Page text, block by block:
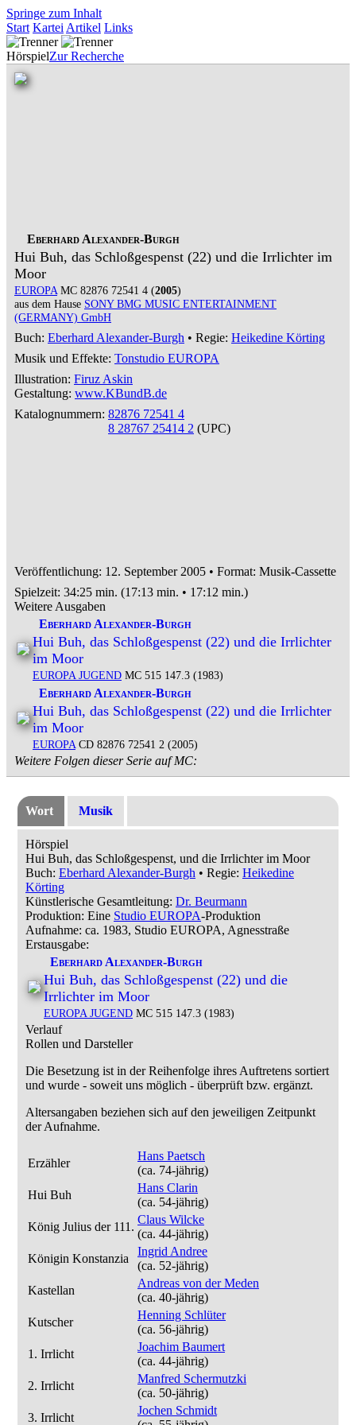
Springe zum Inhalt
Start Kartei Artikel Links
HörspielZur Recherche
Eberhard Alexander-Burgh
Hui Buh, das Schloßgespenst (22) und die Irrlichter im
Moor
EUROPA MC 82876 72541 4 (2005)
aus dem Hause SONY BMG MUSIC ENTERTAINMENT
(GERMANY) GmbH
Buch: Eberhard Alexander-Burgh • Regie: Heikedine Körting
Musik und Effekte: Tonstudio EUROPA
Illustration: Firuz Askin
Gestaltung: www.KBundB.de
Katalognummern: 82876 72541 4
8 28767 25414 2 (UPC)
Veröffentlichung: 12. September 2005 • Format: Musik-Cassette
Spielzeit: 34:25 min. (17:13 min. • 17:12 min.)
Weitere Ausgaben
Eberhard Alexander-Burgh
Hui Buh, das Schloßgespenst (22) und die Irrlichter
im Moor
EUROPA JUGEND MC 515 147.3 (1983)
Eberhard Alexander-Burgh
Hui Buh, das Schloßgespenst (22) und die Irrlichter
im Moor
EUROPACD 82876 72541 2 (2005)
Weitere Folgen dieser Serie auf MC:
Wort Musik
Hörspiel
Hui Buh, das Schloßgespenst, und die Irrlichter im Moor
Buch: Eberhard Alexander-Burgh • Regie: Heikedine
Körting
Künstlerische Gesamtleitung: Dr. Beurmann
Produktion: Eine Studio EUROPA-Produktion
Aufnahme: ca. 1983, Studio EUROPA, Agnesstraße
Erstausgabe:
Eberhard Alexander-Burgh
Hui Buh, das Schloßgespenst (22) und die
Irrlichter im Moor
EUROPA JUGEND MC 515 147.3 (1983)
Verlauf
Rollen und Darsteller
Die Besetzung ist in derReihenfolge ihres Auftretens sortiert
und wurde - soweit uns möglich - überprüft bzw. ergänzt.
Altersangaben beziehen sich auf den jeweiligen Zeitpunkt
der Aufnahme.
Erzähler
Hans Paetsch
(ca. 74‑jährig)
Hui Buh
Hans Clarin
(ca. 54‑jährig)
König Julius der 111.
Claus Wilcke
(ca. 44‑jährig)
Königin Konstanzia
Ingrid Andree
(ca. 52‑jährig)
Kastellan
Andreas von der Meden
(ca. 40‑jährig)
Kutscher
Henning Schlüter
(ca. 56‑jährig)
1. Irrlicht
Joachim Baumert
(ca. 44‑jährig)
2. Irrlicht
Manfred Schermutzki
(ca. 50‑jährig)
3. Irrlicht
Jochen Schmidt